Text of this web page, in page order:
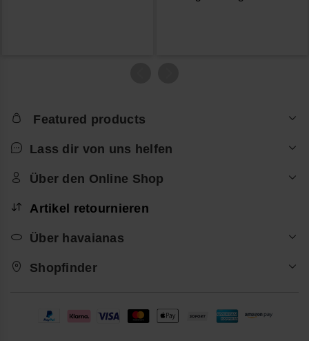
Featured products
Lass dir von uns helfen
Über den Online Shop
Artikel retournieren
Über havaianas
Shopfinder